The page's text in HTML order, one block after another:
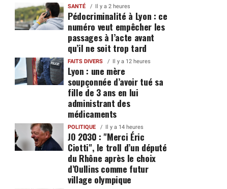
SANTÉ Il y a 2 heures
Pédocriminalité à Lyon : ce
numéro veut empêcher les
passages à l’acte avant
qu’il ne soit trop tard
FAITS DIVERS Il y a 12 heures
Lyon : une mère
soupçonnée d’avoir tué sa
fille de 3 ans en lui
administrant des
médicaments
POLITIQUE Il y a 14 heures
JO 2030 : "Merci Éric
Ciotti", le troll d’un député
du Rhône après le choix
d’Oullins comme futur
village olympique